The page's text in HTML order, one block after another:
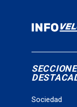
Sociedad